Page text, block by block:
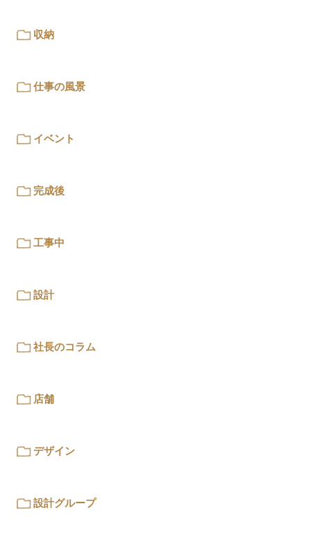
収納
仕事の風景
イベント
完成後
工事中
設計
社長のコラム
店舗
デザイン
設計グループ